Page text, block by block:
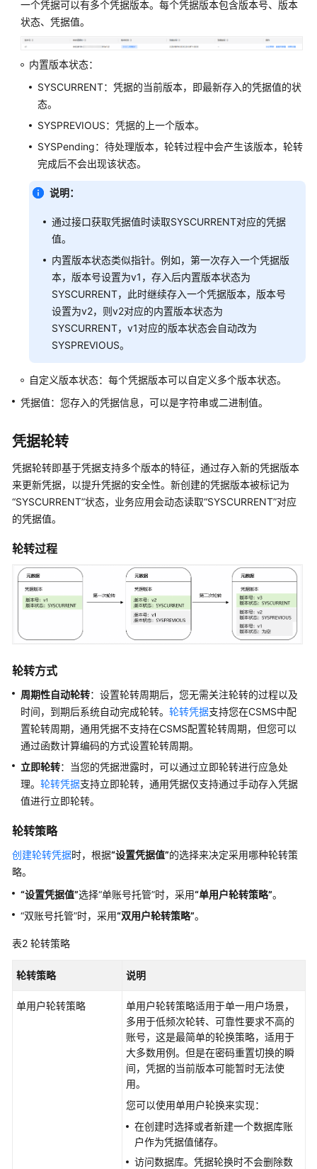
码
示
例
见
题
帮
参
考
产
术
责
任
共
云
服
务
等
协
（SLA）
白
皮
书
资
源
支
区
域
统
权
一个凭据可以有多个凭据版本。每个凭据版本包含版本号、版本
状态、凭据值。
内置版本状态：
SYSCURRENT：凭据的当前版本，即最新存入的凭据值的状
态。
SYSPREVIOUS：凭据的上一个版本。
SYSPending：待处理版本，轮转过程中会产生该版本，轮转
完成后不会出现该状态。
说明：
通过接口获取凭据值时读取SYSCURRENT对应的凭据
值。
内置版本状态类似指针。例如，第一次存入一个凭据版
本，版本号设置为v1，存入后内置版本状态为
SYSCURRENT，此时继续存入一个凭据版本，版本号
设置为v2，则v2对应的内置版本状态为
SYSCURRENT，v1对应的版本状态会自动改为
SYSPREVIOUS。
自定义版本状态：每个凭据版本可以自定义多个版本状态。
凭据值：您存入的凭据信息，可以是字符串或二进制值。
凭据轮转
凭据轮转即基于凭据支持多个版本的特征，通过存入新的凭据版本
来更新凭据，以提升凭据的安全性。新创建的凭据版本被标记为
“SYSCURRENT”状态，业务应用会动态读取“SYSCURRENT”对应
的凭据值。
轮转过程
轮转方式
周期性自动轮转：设置轮转周期后，您无需关注轮转的过程以及
时间，到期后系统自动完成轮转。 轮转凭据支持您在CSMS中配
置轮转周期，通用凭据不支持在CSMS配置轮转周期，但您可以
通过函数计算编码的方式设置轮转周期。
立即轮转：当您的凭据泄露时，可以通过立即轮转进行应急处
理。 轮转凭据支持立即轮转，通用凭据仅支持通过手动存入凭据
值进行立即轮转。
轮转策略
创建轮转凭据时，根据“设置凭据值”的选择来决定采用哪种轮转策
略。
“设置凭据值”选择“单账号托管”时，采用“单用户轮转策略”。
“双账号托管”时，采用“双用户轮转策略”。
表2 轮转策略
轮转策略 说明
单用户轮转策略
单用户轮转策略适用于单一用户场景，
多用于低频次轮转、可靠性要求不高的
账号，这是最简单的轮换策略，适用于
大多数用例。但是在密码重置切换的瞬
间，凭据的当前版本可能暂时无法使
用。
您可以使用单用户轮换来实现：
在创建时选择或者新建一个数据库账
户作为凭据值储存。
访问数据库。凭据轮换时不会删除数